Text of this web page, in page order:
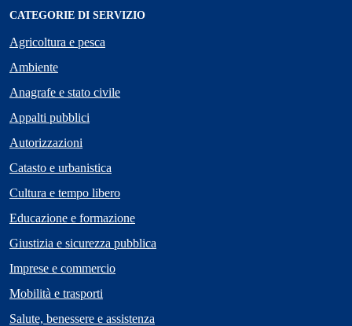
CATEGORIE DI SERVIZIO
Agricoltura e pesca
Ambiente
Anagrafe e stato civile
Appalti pubblici
Autorizzazioni
Catasto e urbanistica
Cultura e tempo libero
Educazione e formazione
Giustizia e sicurezza pubblica
Imprese e commercio
Mobilità e trasporti
Salute, benessere e assistenza